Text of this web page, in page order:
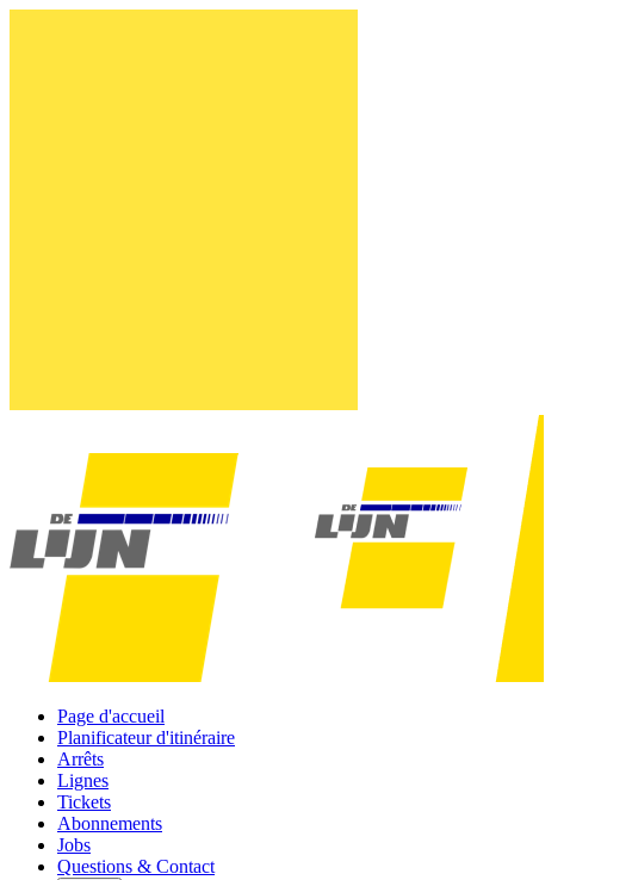
Page d'accueil
Planificateur d'itinéraire
Arrêts
Lignes
Tickets
Abonnements
Jobs
Questions & Contact